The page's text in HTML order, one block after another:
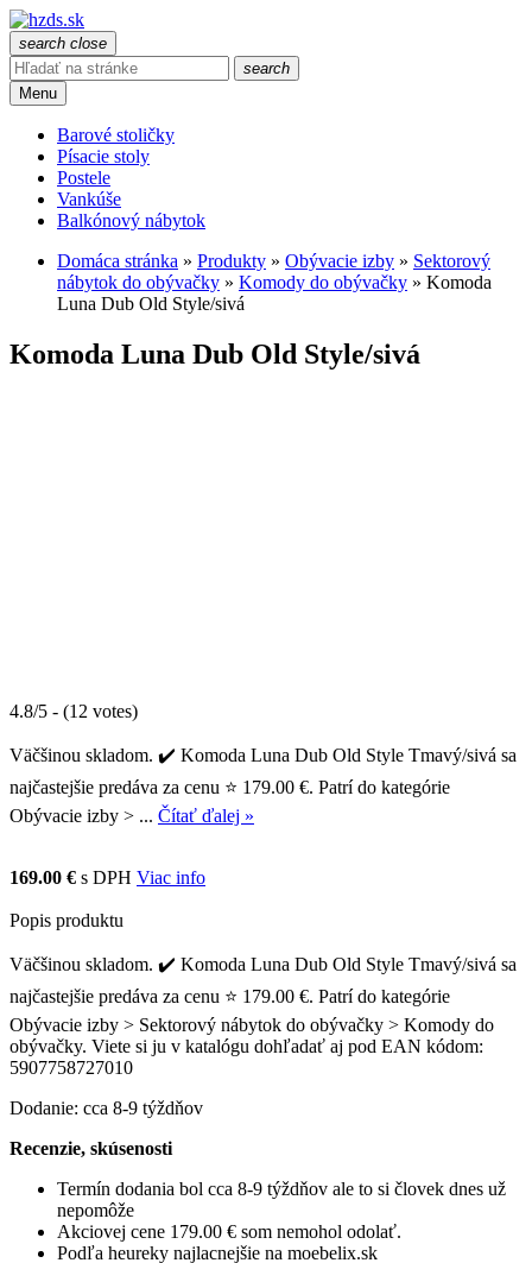
search close
search
Menu
Barové stoličky
Písacie stoly
Postele
Vankúše
Balkónový nábytok
Domáca stránka » Produkty » Obývacie izby » Sektorový
nábytok do obývačky » Komody do obývačky » Komoda
Luna Dub Old Style/sivá
Komoda Luna Dub Old Style/sivá
4.8/5 - (12 votes)
Väčšinou skladom. ✔️ Komoda Luna Dub Old Style Tmavý/sivá sa
najčastejšie predáva za cenu ⭐ 179.00 €. Patrí do kategórie
Obývacie izby > ... Čítať ďalej »
169.00 € s DPH Viac info
Popis produktu
Väčšinou skladom. ✔️ Komoda Luna Dub Old Style Tmavý/sivá sa
najčastejšie predáva za cenu ⭐ 179.00 €. Patrí do kategórie
Obývacie izby > Sektorový nábytok do obývačky > Komody do
obývačky. Viete si ju v katalógu dohľadať aj pod EAN kódom:
5907758727010
Dodanie: cca 8-9 týždňov
Recenzie, skúsenosti
Termín dodania bol cca 8-9 týždňov ale to si človek dnes už
nepomôže
Akciovej cene 179.00 € som nemohol odolať.
Podľa heureky najlacnejšie na moebelix.sk